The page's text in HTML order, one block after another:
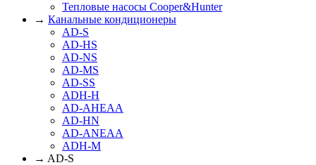
Тепловые насосы Cooper&Hunter
→ Канальные кондиционеры
AD-S
AD-HS
AD-NS
AD-MS
AD-SS
ADH-H
AD-AHEAA
AD-HN
AD-ANEAA
ADH-M
→ AD-S